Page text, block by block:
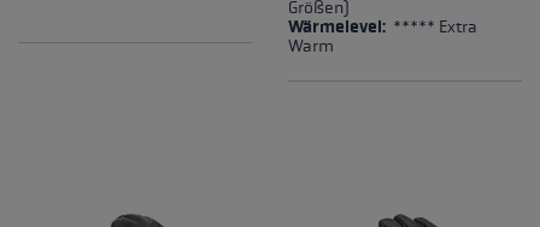
Größen)
Wärmelevel: ***** Extra
Warm